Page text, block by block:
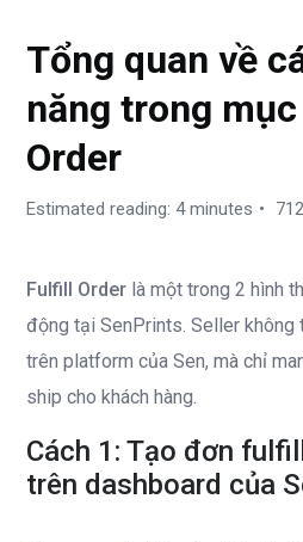
Tổng quan về
năng trong
Order
Estimated reading: 4 minutes
Fulfill Order là một trong 2 hình
động tại SenPrints. Seller không
trên platform của Sen, mà chỉ
ship cho khách hàng.
Cách 1: Tạo đơn
trên dashboard của